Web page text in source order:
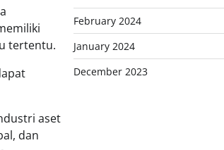
tertentu.
aset
dan
February 2024
January 2024
December 2023